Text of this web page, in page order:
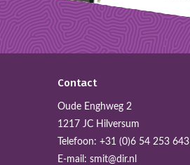
Contact
Oude Enghweg 2
1217 JC Hilversum
Telefoon: +31 (0)6 54 253 643
E-mail: smit@dir.nl